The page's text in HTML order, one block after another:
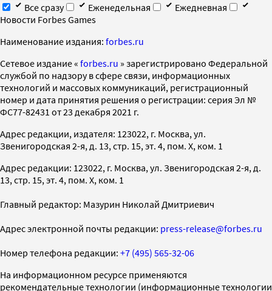
Все сразу
Еженедельная
Ежедневная
Новости Forbes Games
Наименование издания: forbes.ru
Cетевое издание « forbes.ru » зарегистрировано Федеральной
службой по надзору в сфере связи, информационных
технологий и массовых коммуникаций, регистрационный
номер и дата принятия решения о регистрации: серия Эл №
ФС77-82431 от 23 декабря 2021 г.
Адрес редакции, издателя: 123022, г. Москва, ул.
Звенигородская 2-я, д. 13, стр. 15, эт. 4, пом. X, ком. 1
Адрес редакции: 123022, г. Москва, ул. Звенигородская 2-я, д.
13, стр. 15, эт. 4, пом. X, ком. 1
Главный редактор: Мазурин Николай Дмитриевич
Адрес электронной почты редакции: press-release@forbes.ru
Номер телефона редакции: +7 (495) 565-32-06
На информационном ресурсе применяются
рекомендательные технологии (информационные технологии